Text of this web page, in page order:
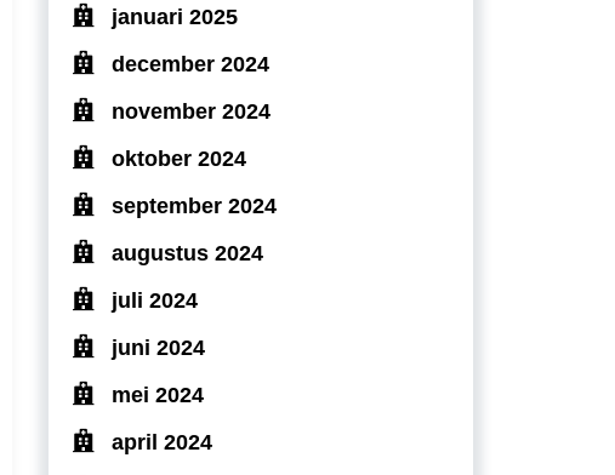
januari 2025
december 2024
november 2024
oktober 2024
september 2024
augustus 2024
juli 2024
juni 2024
mei 2024
april 2024